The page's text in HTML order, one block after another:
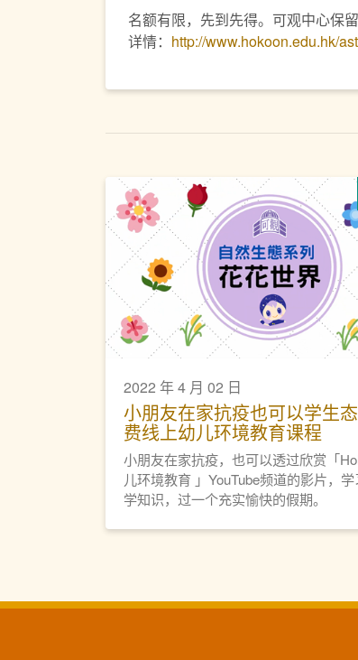
名额有限，先到先得。可观中心保
详情： http://www.hokoon.edu.hk/
2022 年 4 月 02 日
小朋友在家抗疫也可以学生
费线上幼儿环境教育课程
小朋友在家抗疫，也可以透过欣赏「
儿环境教育 」YouTube频道的影片，
学知识，过一个充实愉快的假期。